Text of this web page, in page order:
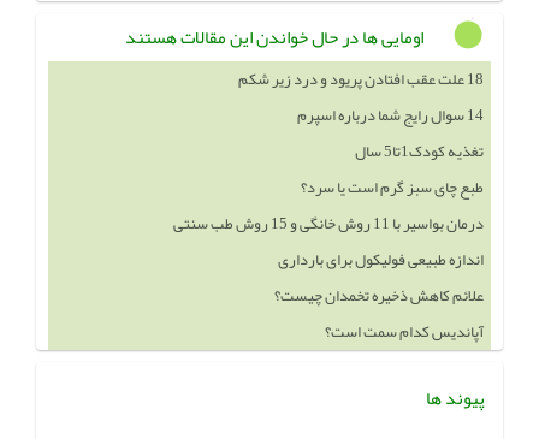
اومایی ها در حال خواندن این مقالات هستند
14 سوال رایج شما درباره اسپرم
تغذیه کودک1تا5 سال
طبع چای سبز گرم است یا سرد؟
درمان بواسیر با 11 روش خانگی و 15 روش طب سنتی
اندازه طبیعی فولیکول برای بارداری
علائم کاهش ذخیره تخمدان چیست؟
آپاندیس کدام سمت است؟
خوردن چه چيزهايي باعث بزرگ شدن سينه ميشود
پیوند ها